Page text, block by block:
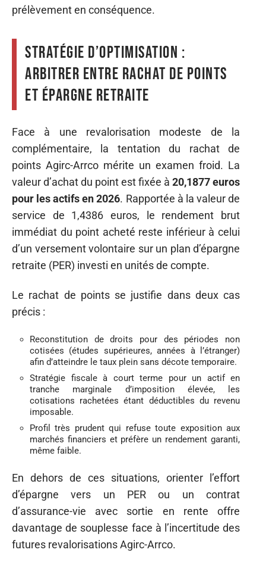
prélèvement en conséquence.
Stratégie d’optimisation :
arbitrer entre rachat de points
et épargne retraite
Face à une revalorisation modeste de la
complémentaire, la tentation du rachat de
points Agirc-Arrco mérite un examen froid. La
valeur d’achat du point est fixée à 20,1877 euros
pour les actifs en 2026. Rapportée à la valeur de
service de 1,4386 euros, le rendement brut
immédiat du point acheté reste inférieur à celui
d’un versement volontaire sur un plan d’épargne
retraite (PER) investi en unités de compte.
Le rachat de points se justifie dans deux cas
précis :
Reconstitution de droits pour des périodes non
cotisées (études supérieures, années à l’étranger)
afin d’atteindre le taux plein sans décote temporaire.
Stratégie fiscale à court terme pour un actif en
tranche marginale d’imposition élevée, les
cotisations rachetées étant déductibles du revenu
imposable.
Profil très prudent qui refuse toute exposition aux
marchés financiers et préfère un rendement garanti,
même faible.
En dehors de ces situations, orienter l’effort
d’épargne vers un PER ou un contrat
d’assurance-vie avec sortie en rente offre
davantage de souplesse face à l’incertitude des
futures revalorisations Agirc-Arrco.